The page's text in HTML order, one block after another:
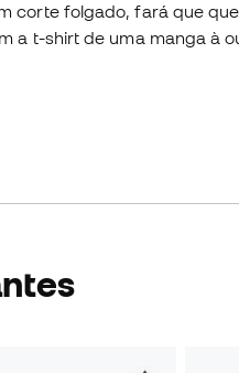
corte folgado, fará que
a t-shirt de uma manga à